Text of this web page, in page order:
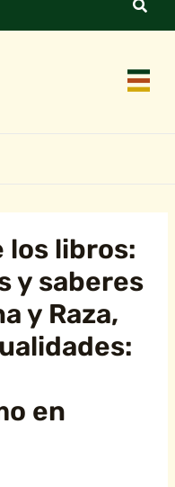
los libros:
y saberes
y Raza,
en